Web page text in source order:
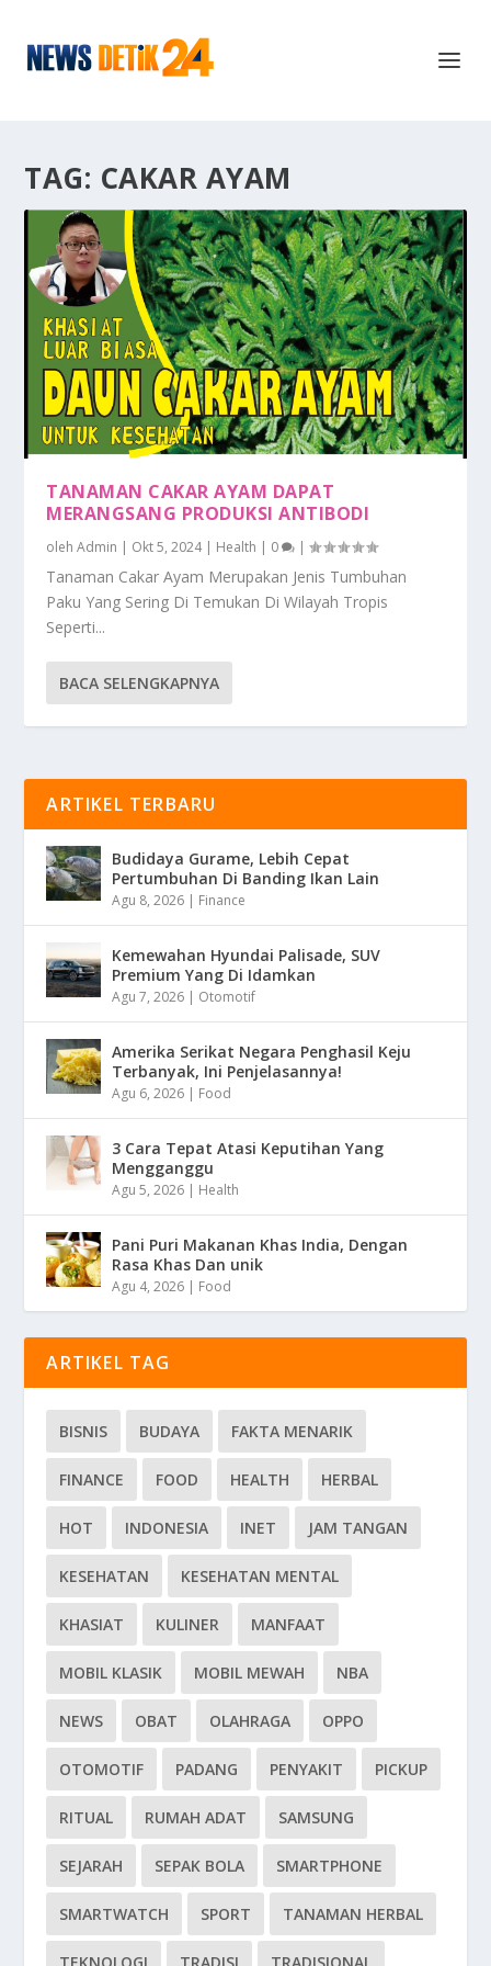
TAG: CAKAR AYAM
TANAMAN CAKAR AYAM DAPAT
MERANGSANG PRODUKSI ANTIBODI
olehAdmin | Okt 5, 2024| Health | 0 |
Tanaman Cakar Ayam Merupakan Jenis Tumbuhan
Paku Yang Sering Di Temukan Di Wilayah Tropis
Seperti...
BACA SELENGKAPNYA
ARTIKEL TERBARU
Budidaya Gurame, Lebih Cepat
Pertumbuhan Di Banding Ikan Lain
Agu 8, 2026 | Finance
Kemewahan Hyundai Palisade, SUV
Premium Yang Di Idamkan
Agu 7, 2026 | Otomotif
Amerika Serikat Negara Penghasil Keju
Terbanyak, Ini Penjelasannya!
Agu 6, 2026 | Food
3 Cara Tepat Atasi Keputihan Yang
Mengganggu
Agu 5, 2026 | Health
Pani Puri Makanan Khas India, Dengan
Rasa Khas Dan unik
Agu 4, 2026 | Food
ARTIKEL TAG
BISNIS BUDAYA FAKTA MENARIK
FINANCE FOOD HEALTH HERBAL
HOT INDONESIA INET JAM TANGAN
KESEHATAN KESEHATAN MENTAL
KHASIAT KULINER MANFAAT
MOBIL KLASIK MOBIL MEWAH NBA
NEWS OBAT OLAHRAGA OPPO
OTOMOTIF PADANG PENYAKIT PICKUP
RITUAL RUMAH ADAT SAMSUNG
SEJARAH SEPAK BOLA SMARTPHONE
SMARTWATCH SPORT TANAMAN HERBAL